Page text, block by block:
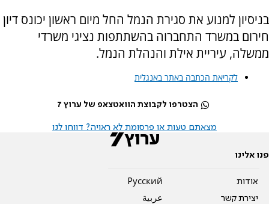
בניסיון למנוע את סגירת הנמל החל מיום ראשון יכונס דיון
חירום במשרד התחברוה בהשתתפות נציגי משרדי
ממשלה, עיריית אילת והנהלת הנמל.
לקריאת הכתבה באתר באנגלית
הצטרפו לקבוצת הוואטצאפ של ערוץ 7
מצאתם טעות או פרסומת לא ראויה? דווחו לנו
פנו אלינו
אודות
יצירת קשר
Pусский
عربية